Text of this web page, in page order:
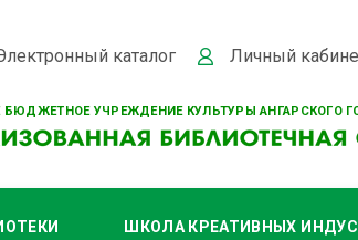
УЧРЕЖДЕНИЕ КУЛЬТУРЫ АНГАРСКОГО
каталог Личный
ШКОЛА КРЕАТИВНЫХ